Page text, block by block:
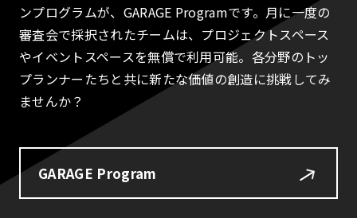
ンプログラムが、GARAGE Programです。月に一度の
審査会で採択されたチームは、プロジェクトスペース
やイベントスペースを無償で利用可能。各分野のトッ
プランナーたちと共に新たな価値の創造に挑戦してみ
ませんか？
GARAGE Program